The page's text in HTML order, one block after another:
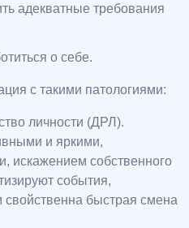
адекватные требования
о себе.
с такими патологиями:
личности (ДРЛ).
и яркими,
искажением собственного
события,
быстрая смена